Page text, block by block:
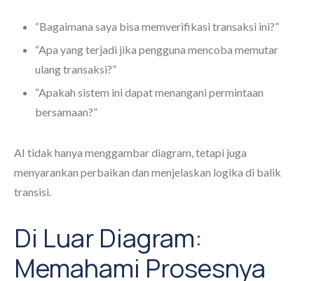
“Bagaimana saya bisa memverifikasi transaksi ini?”
“Apa yang terjadi jika pengguna mencoba memutar
ulang transaksi?”
“Apakah sistem ini dapat menangani permintaan
bersamaan?”
AI tidak hanya menggambar diagram, tetapi juga
menyarankan perbaikan dan menjelaskan logika di balik
transisi.
Di Luar Diagram:
Memahami Prosesnya